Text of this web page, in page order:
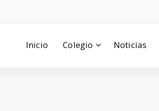
Inicio Colegio Noticias